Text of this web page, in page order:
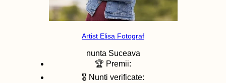
Artist Elisa Fotograf
nunta Suceava
🏆 Premii:
🎖️ Nunti verificate: